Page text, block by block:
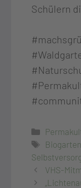
Schülern
Biogarten
VHS-